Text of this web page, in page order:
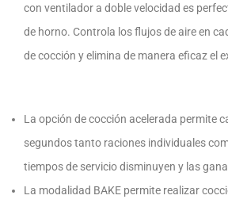
con ventilador a doble velocidad es
de horno. Controla los flujos de aire en
de cocción y elimina de manera eficaz el
La opción de cocción acelerada permite
segundos tanto raciones individuales
tiempos de servicio disminuyen y las
La modalidad BAKE permite realizar